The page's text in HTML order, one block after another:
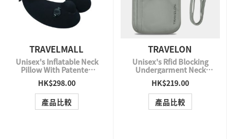
QUICK VIEW
TRAVELMALL
Unisex's Inflatable Neck
Pillow With Patented
Pump And Foldable
Hood
HK$298.00
產品比較
QUICK VIEW
TRAVELON
Unisex's Rfid Blocking
Undergarment Neck
Pouch
HK$219.00
產品比較